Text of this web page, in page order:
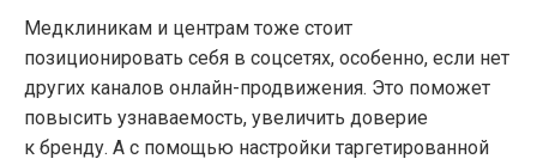
Медклиникам и центрам тоже стоит
позиционировать себя в соцсетях, особенно, если нет
других каналов онлайн-продвижения. Это поможет
повысить узнаваемость, увеличить доверие
к бренду. А с помощью настройки таргетированной